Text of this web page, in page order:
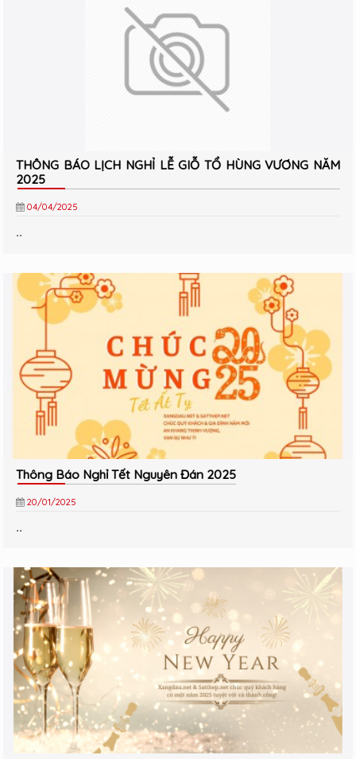
THÔNG BÁO LỊCH NGHỈ LỄ GIỖ TỔ HÙNG VƯƠNG NĂM
2025
04/04/2025
..
Thông Báo Nghỉ Tết Nguyên Đán 2025
20/01/2025
..